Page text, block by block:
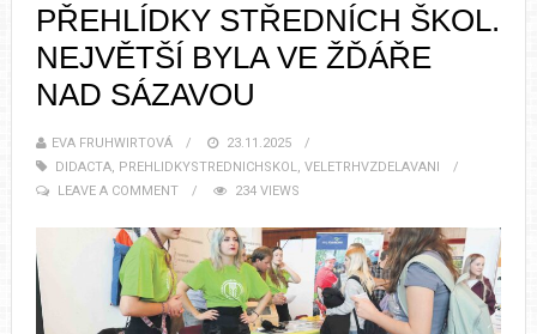
PŘEHLÍDKY STŘEDNÍCH ŠKOL.
NEJVĚTŠÍ BYLA VE ŽĎÁŘE
NAD SÁZAVOU
EVA FRUHWIRTOVÁ
23.11.2025
DIDACTA, PREHLIDKYSTREDNICHSKOL, VELETRHVZDELAVANI
LEAVE A COMMENT
234 VIEWS